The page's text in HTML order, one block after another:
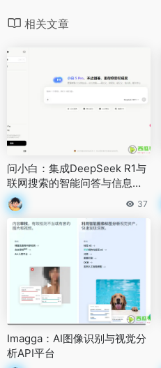
相关文章
问小白：集成DeepSeek R1与
联网搜索的智能问答与信息检
索平台
37
Imagga：AI图像识别与视觉分
析API平台